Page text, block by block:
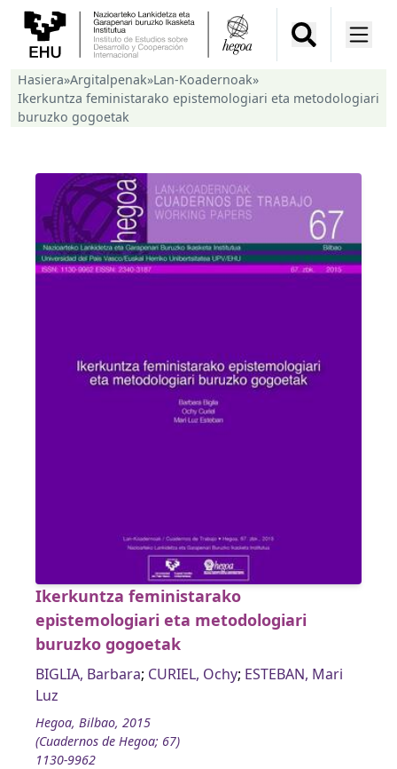
Hasiera»Argitalpenak»Lan-Koadernoak»
Ikerkuntza feministarako epistemologiari eta metodologiari
buruzko gogoetak
Ikerkuntza feministarako
epistemologiari eta metodologiari
buruzko gogoetak
BIGLIA, Barbara; CURIEL, Ochy; ESTEBAN, Mari
Luz
Hegoa, Bilbao, 2015
(Cuadernos de Hegoa; 67)
1130-9962